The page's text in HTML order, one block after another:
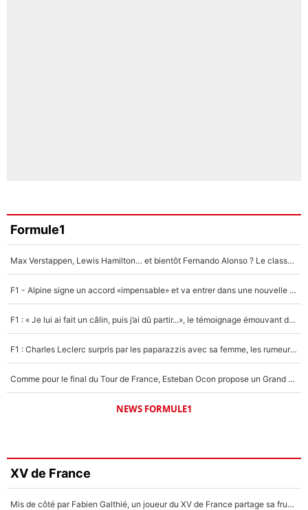
Formule1
Max Verstappen, Lewis Hamilton… et bientôt Fernando Alonso ? Le classement des pilotes les mieux payés en Formule 1 risque de changer !
F1 - Alpine signe un accord «impensable» et va entrer dans une nouvelle dimension : Grande nouvelle pour Pierre Gasly !
F1 : « Je lui ai fait un câlin, puis j’ai dû partir...», le témoignage émouvant de Max Verstappen sur sa fille
F1 : Charles Leclerc surpris par les paparazzis avec sa femme, les rumeurs étaient vraies !
Comme pour le final du Tour de France, Esteban Ocon propose un Grand Prix de Formule 1 à Paris : «Autour de l’Arc de Triomphe, ce serait génial» !
NEWS FORMULE1
XV de France
Mis de côté par Fabien Galthié, un joueur du XV de France partage sa frustration : «ils ne me l’ont pas dit tout de suite»